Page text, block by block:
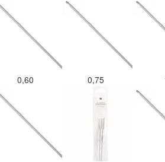
0,60 0,75